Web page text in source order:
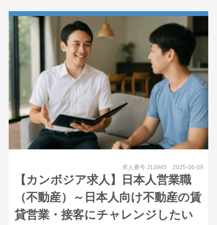
【カンボジア求人】日本人営業職
（不動産）～日本人向け不動産の賃
貸営業・接客にチャレンジしたい
求人番号 J13945 2025-06-09